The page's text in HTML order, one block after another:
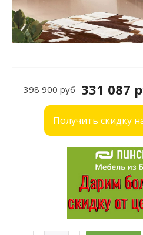
331 087
398 900 руб
Получить скидку